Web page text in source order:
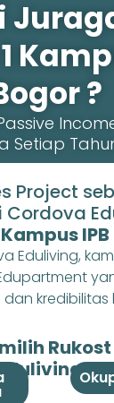
?
Setiap
Project
Cordova
Eduliving,
kredibilitas
?